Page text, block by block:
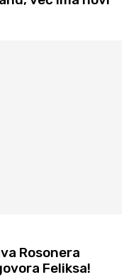
Rosonera
Feliksa!